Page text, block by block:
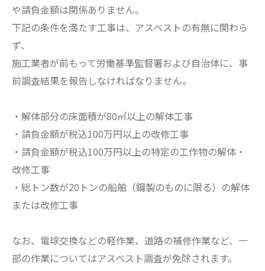
や請負金額は関係ありません。
下記の条件を満たす工事は、アスベストの有無に関わら
ず、
施工業者が前もって労働基準監督署および自治体に、事
前調査結果を報告しなければなりません。
・解体部分の床面積が80㎡以上の解体工事
・請負金額が税込100万円以上の改修工事
・請負金額が税込100万円以上の特定の工作物の解体・
改修工事
・総トン数が20トンの船舶（鋼製のものに限る）の解体
または改修工事
なお、電球交換などの軽作業、道路の補修作業など、一
部の作業についてはアスベスト調査が免除されます。